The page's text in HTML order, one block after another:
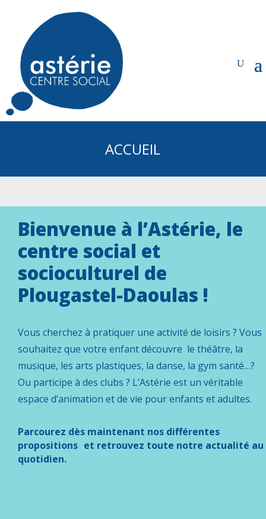
ACCUEIL
Bienvenue à l’Astérie, le
centre social et
socioculturel de
Plougastel-Daoulas !
Vous cherchez à pratiquer une activité de loisirs ? Vous
souhaitez que votre enfant découvre le théâtre, la
musique, les arts plastiques, la danse, la gym santé…?
Ou participe à des clubs ? L’Astérie est un véritable
espace d’animation et de vie pour enfants et adultes.
Parcourez dès maintenant nos différentes
propositions et retrouvez toute notre actualité au
quotidien.